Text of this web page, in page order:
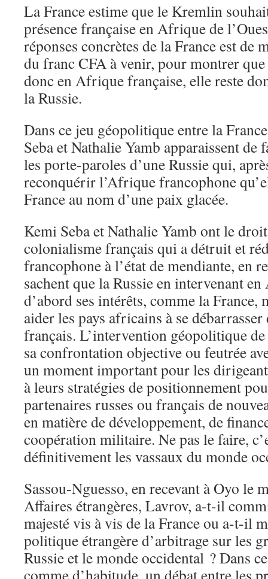
La France estime que le Kremlin
présence française en Afrique de
réponses concrètes de la France est de
du franc CFA à venir, pour montrer
donc en Afrique française, elle reste
la Russie.
Dans ce jeu géopolitique entre la
Seba et Nathalie Yamb apparaissent
les porte-paroles d’une Russie qui,
reconquérir l’Afrique francophone
France au nom d’une paix glacée.
Kemi Seba et Nathalie Yamb ont le
colonialisme français qui a détruit et
francophone à l’état de mendiante, en
sachent que la Russie en intervenant
d’abord ses intérêts, comme la
aider les pays africains à se
français. L’intervention géopolitique
sa confrontation objective ou feutrée
un moment important pour les
à leurs stratégies de positionnement
partenaires russes ou français de
en matière de développement, de
coopération militaire. Ne pas le faire,
définitivement les vassaux du monde
Sassou-Nguesso, en recevant à Oyo le
Affaires étrangères, Lavrov, a-t-il
majesté vis à vis de la France ou a-t-il
politique étrangère d’arbitrage sur les
Russie et le monde occidental ? Dans
comme d’habitude, un débat entre les